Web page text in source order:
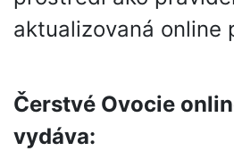
aktualizovaná online
Čerstvé Ovocie
vydáva: